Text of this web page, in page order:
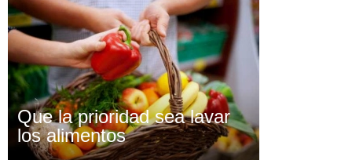
Que la prioridad sea lavar
los alimentos